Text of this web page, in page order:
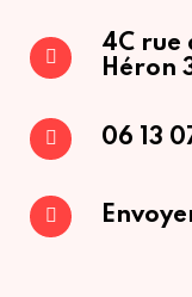
4C rue
Héron
06 13